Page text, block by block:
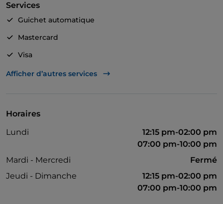
Services
Guichet automatique
Mastercard
Visa
Salle de bain pour personnes à mobilité réduite
Afficher d’autres services
Horaires
Lundi
12:15 pm-02:00 pm
07:00 pm-10:00 pm
Mardi - Mercredi
Fermé
Jeudi - Dimanche
12:15 pm-02:00 pm
07:00 pm-10:00 pm